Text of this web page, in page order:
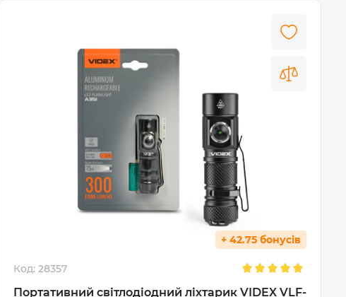
+ 42.75 бонусів
Код: 28357
Портативний світлодіодний ліхтарик VIDEX VLF-